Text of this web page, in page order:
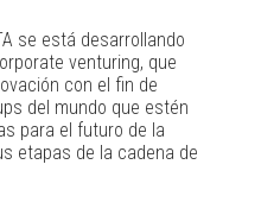
se está desarrollando
venturing, que
con el fin de
del mundo que estén
para el futuro de la
etapas de la cadena de